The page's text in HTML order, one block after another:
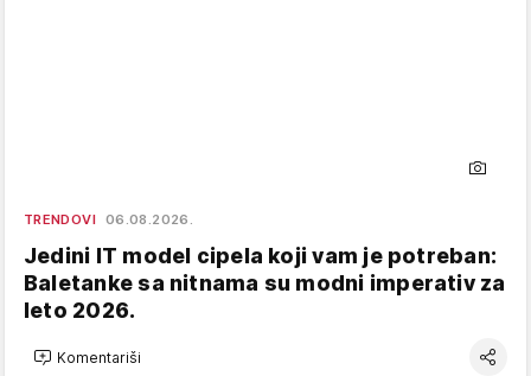
TRENDOVI 06.08.2026.
Jedini IT model cipela koji vam je potreban:
Baletanke sa nitnama su modni imperativ za
leto 2026.
Komentariši